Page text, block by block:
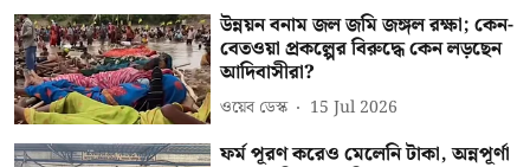
উন্নয়ন বনাম জল জমি জঙ্গল রক্ষা; কেন-
বেতওয়া প্রকল্পের বিরুদ্ধে কেন লড়ছেন
আদিবাসীরা?
ওয়েব ডেস্ক 15 Jul 2026
ফর্ম পূরণ করেও মেলেনি টাকা, অন্নপূর্ণা